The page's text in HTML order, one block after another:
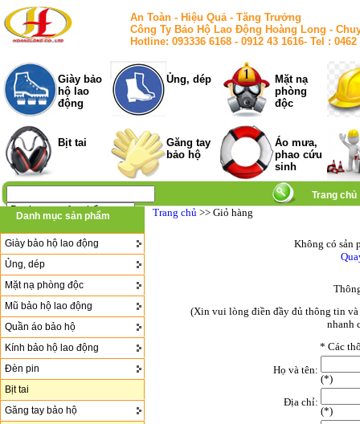
An Toàn - Hiệu Quả - Tăng Trưởng
Công Ty Bảo Hộ Lao Động Hoàng Long -
Hotline: 093336 6168 - 0912 43 1616- Tel :
Giày bảo
hộ lao
động
Ủng, dép
Mặt nạ
phòng
độc
Bịt tai
Găng tay
bảo hộ
Áo mưa,
phao cứu
sinh
Trang chủ
Danh mục sản phẩm
Giày bảo hộ lao động
Ủng, dép
Mặt nạ phòng độc
Mũ bảo hộ lao động
Quần áo bảo hộ
Kính bảo hộ lao động
Đèn pin
Bịt tai
Găng tay bảo hộ
Trang chủ >> Giỏ hàng
Không có sản
(Xin vui lòng điền đầy đủ thông tin
nhanh
* Các
Họ và tên:
(*)
Địa chỉ:
(*)